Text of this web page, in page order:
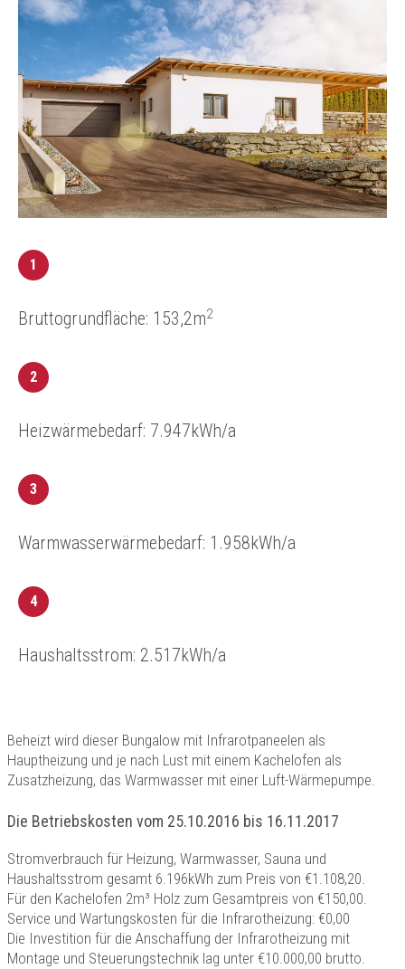
1
Bruttogrundfläche: 153,2m2
2
Heizwärmebedarf: 7.947kWh/a
3
Warmwasserwärmebedarf: 1.958kWh/a
4
Haushaltsstrom: 2.517kWh/a
Beheizt wird dieser Bungalow mit Infrarotpaneelen als
Hauptheizung und je nach Lust mit einem Kachelofen als
Zusatzheizung, das Warmwasser mit einer Luft-Wärmepumpe.
Die Betriebskosten vom 25.10.2016 bis 16.11.2017
Stromverbrauch für Heizung, Warmwasser, Sauna und
Haushaltsstrom gesamt 6.196kWh zum Preis von €1.108,20.
Für den Kachelofen 2m³ Holz zum Gesamtpreis von €150,00.
Service und Wartungskosten für die Infrarotheizung: €0,00
Die Investition für die Anschaffung der Infrarotheizung mit
Montage und Steuerungstechnik lag unter €10.000,00 brutto.